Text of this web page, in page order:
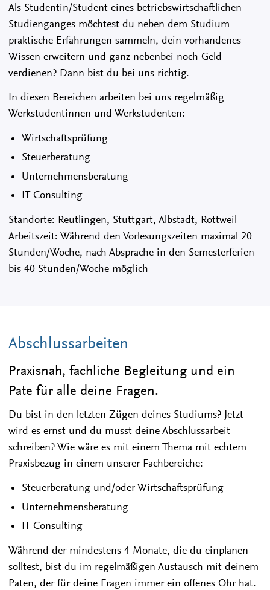
Als Studentin/Student eines betriebswirtschaftlichen
Studienganges möchtest du neben dem Studium
praktische Erfahrungen sammeln, dein vorhandenes
Wissen erweitern und ganz nebenbei noch Geld
verdienen? Dann bist du bei uns richtig.
In diesen Bereichen arbeiten bei uns regelmäßig
Werkstudentinnen und Werkstudenten:
Wirtschaftsprüfung
Steuerberatung
Unternehmensberatung
IT Consulting
Standorte: Reutlingen, Stuttgart, Albstadt, Rottweil
Arbeitszeit: Während den Vorlesungszeiten maximal 20
Stunden/Woche, nach Absprache in den Semesterferien
bis 40 Stunden/Woche möglich
Abschlussarbeiten
Praxisnah, fachliche Begleitung und ein
Pate für alle deine Fragen.
Du bist in den letzten Zügen deines Studiums? Jetzt
wird es ernst und du musst deine Abschlussarbeit
schreiben? Wie wäre es mit einem Thema mit echtem
Praxisbezug in einem unserer Fachbereiche:
Steuerberatung und/oder Wirtschaftsprüfung
Unternehmensberatung
IT Consulting
Während der mindestens 4 Monate, die du einplanen
solltest, bist du im regelmäßigen Austausch mit deinem
Paten, der für deine Fragen immer ein offenes Ohr hat.